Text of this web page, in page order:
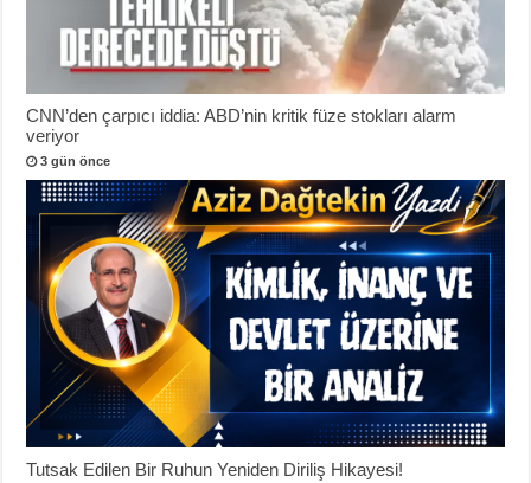
CNN’den çarpıcı iddia: ABD’nin kritik füze stokları alarm
veriyor
3 gün önce
Tutsak Edilen Bir Ruhun Yeniden Diriliş Hikayesi!